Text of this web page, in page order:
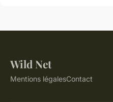
Wild Net
Mentions légalesContact